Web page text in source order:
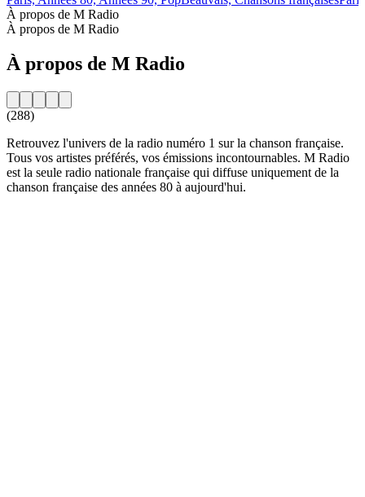
À propos de M Radio
À propos de M Radio
À propos de M Radio
(288)
Retrouvez l'univers de la radio numéro 1 sur la chanson française.
Tous vos artistes préférés, vos émissions incontournables. M Radio
est la seule radio nationale française qui diffuse uniquement de la
chanson française des années 80 à aujourd'hui.